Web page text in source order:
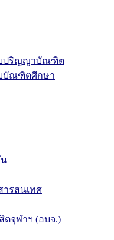
บปริญญาบัณฑิต
บัณฑิตศึกษา
ารสนเทศ
ตจุฬาฯ (อบจ.)